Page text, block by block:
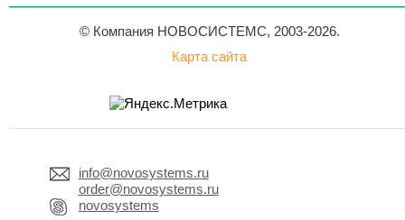
© Компания НОВОСИСТЕМС, 2003-2026.
Карта сайта
info@novosystems.ru
order@novosystems.ru
novosystems